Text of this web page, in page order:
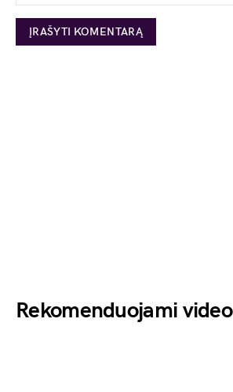
Rekomenduojami video